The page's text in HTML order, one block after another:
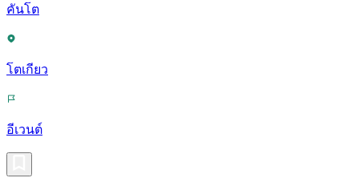
คันโต
โตเกียว
อีเวนต์